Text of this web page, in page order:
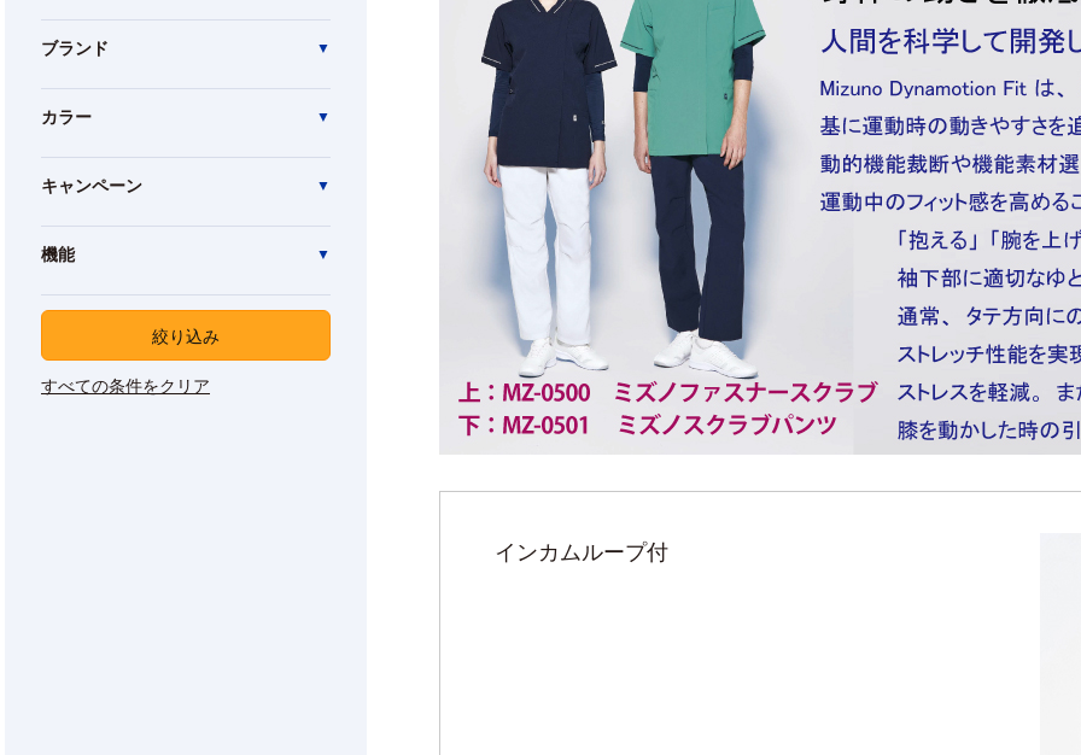
ブランド
カラー
キャンペーン
機能
絞り込み
すべての条件をクリア
インカムループ付